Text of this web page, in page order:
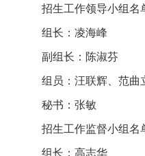
招生工作领导小组名
组长： 凌海峰
副组长：陈淑芬
组 员：汪联辉、范曲
秘书：张敏
招生工作监督小组名
组长：高志华